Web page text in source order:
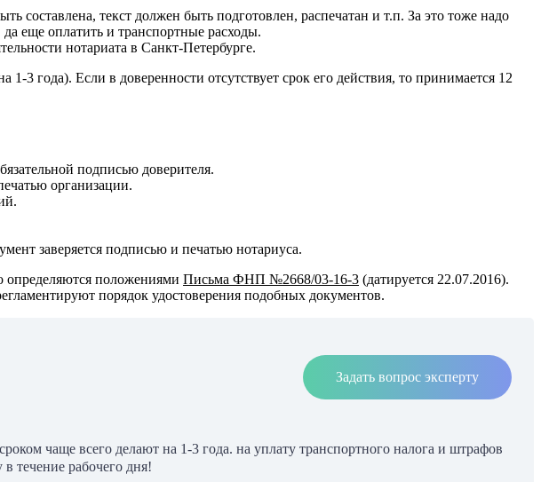
составлена, текст должен быть подготовлен, распечатан и т.п. За это тоже надо
еще оплатить и транспортные расходы.
нотариата в Санкт-Петербурге.
3 года). Если в доверенности отсутствует срок его действия, то принимается 12
подписью доверителя.
организации.
заверяется подписью и печатью нотариуса.
определяются положениями Письма ФНП №2668/03-16-3 (датируется 22.07.2016).
порядок удостоверения подобных документов.
Задать вопрос эксперту
чаще всего делают на 1-3 года. на уплату транспортного налога и штрафов
течение рабочего дня!